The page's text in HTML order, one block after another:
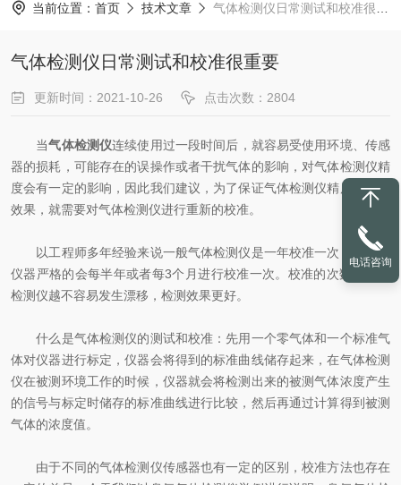
当前位置： 首页 技术文章 气体检测仪日常测试和校准很重要
气体检测仪日常测试和校准很重要
更新时间：2021-10-26 点击次数：2804
当气体检测仪连续使用过一段时间后，就容易受使用环境、传感
器的损耗，可能存在的误操作或者干扰气体的影响，对气体检测仪精
度会有一定的影响，因此我们建议，为了保证气体检测仪精度及测试
效果，就需要对气体检测仪进行重新的校准。
以工程师多年经验来说一般气体检测仪是一年校准一次，对检测
仪器严格的会每半年或者每3个月进行校准一次。校准的次数越多，
检测仪越不容易发生漂移，检测效果更好。
什么是气体检测仪的测试和校准：先用一个零气体和一个标准气
体对仪器进行标定，仪器会将得到的标准曲线储存起来，在气体检测
仪在被测环境工作的时候，仪器就会将检测出来的被测气体浓度产生
的信号与标定时储存的标准曲线进行比较，然后再通过计算得到被测
气体的浓度值。
由于不同的气体检测仪传感器也有一定的区别，校准方法也存在
电话咨询